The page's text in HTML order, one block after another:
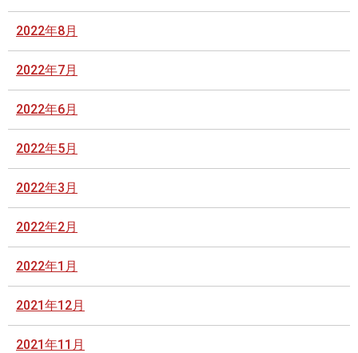
2022年8月
2022年7月
2022年6月
2022年5月
2022年3月
2022年2月
2022年1月
2021年12月
2021年11月